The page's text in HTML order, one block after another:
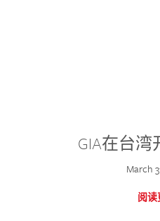
GIA在台
March
阅